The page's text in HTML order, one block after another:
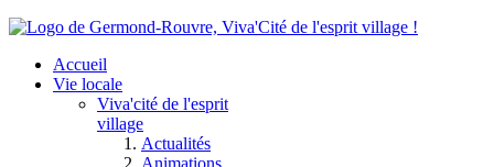
Accueil
Vie locale
Viva'cité de l'esprit
village
Actualités
Animations,